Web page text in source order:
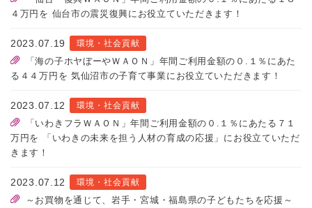
４万円を 仙台市の震災復興にお役立ていただきます！
2023.07.19 環境・社会貢献
「海の子ホヤぼーやＷＡＯＮ」年間ご利用金額の０.１％にあた
る４４万円を 気仙沼市の子育て事業にお役立ていただきます！
2023.07.12 環境・社会貢献
「いわきフラＷＡＯＮ」年間ご利用金額の０.１％にあたる７１
万円を 「いわきの未来を担う人材の育成の応援」にお役立ていただ
きます！
2023.07.12 環境・社会貢献
～お買物を通じて、岩手・宮城・福島県の子どもたちを応援～